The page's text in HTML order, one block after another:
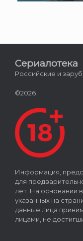
Сериалотека
Российские и
©2026
Информация,
для
лет. На основании
указанных на
данные лица
лицами, не